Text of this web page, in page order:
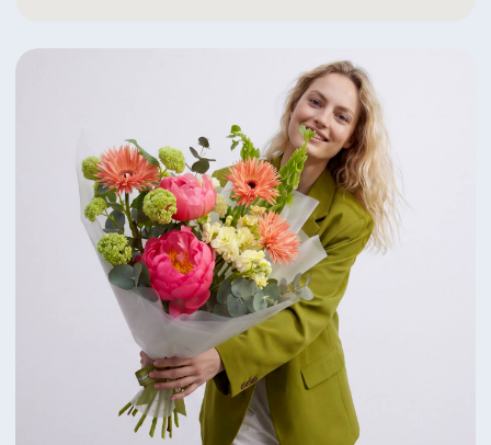
Center
Телеграм
VK
+7 (902) 888-90-70
ИНН: 332704404307
ИП Рабоволик Д.И.
пр-т Ленина, 30
+7 (904) 261-07-99